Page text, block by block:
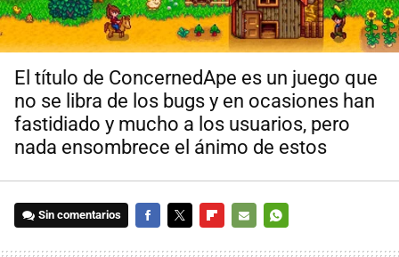
El título de ConcernedApe es un juego que
no se libra de los bugs y en ocasiones han
fastidiado y mucho a los usuarios, pero
nada ensombrece el ánimo de estos
Sin comentarios